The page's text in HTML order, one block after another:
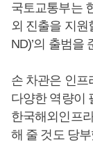
국토교통부는
외 진출을 지원
ND)’의 출범을
손 차관은 인프
다양한 역량이
한국해외인프
해 줄 것도 당